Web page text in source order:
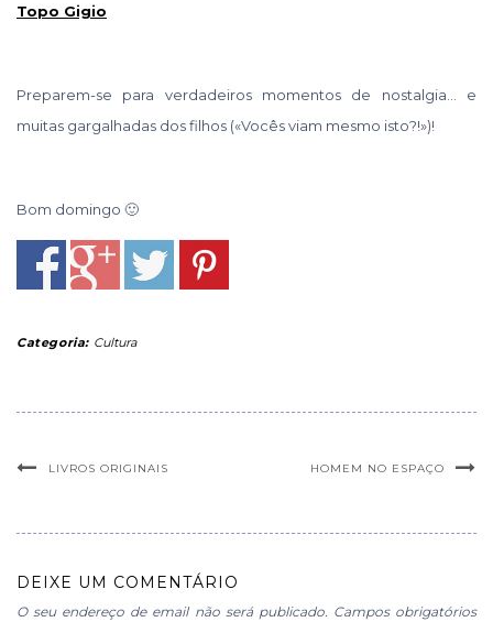
Topo Gigio
Preparem-se para verdadeiros momentos de nostalgia… e
muitas gargalhadas dos filhos («Vocês viam mesmo isto?!»)!
Bom domingo 🙂
Categoria: Cultura
LIVROS ORIGINAIS HOMEM NO ESPAÇO
DEIXE UM COMENTÁRIO
O seu endereço de email não será publicado. Campos obrigatórios